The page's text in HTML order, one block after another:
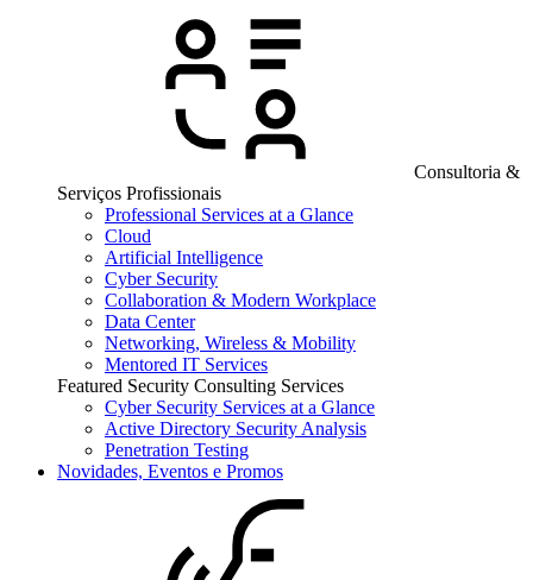
Consultoria &
Serviços Profissionais
Professional Services at a Glance
Cloud
Artificial Intelligence
Cyber Security
Collaboration & Modern Workplace
Data Center
Networking, Wireless & Mobility
Mentored IT Services
Featured Security Consulting Services
Cyber Security Services at a Glance
Active Directory Security Analysis
Penetration Testing
Novidades, Eventos e Promos